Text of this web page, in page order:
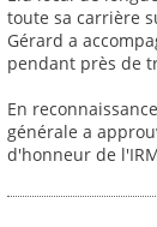
toute sa carrière
Gérard a
pendant près de
En
générale a
d'honneur de